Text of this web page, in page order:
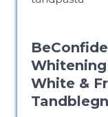
White &